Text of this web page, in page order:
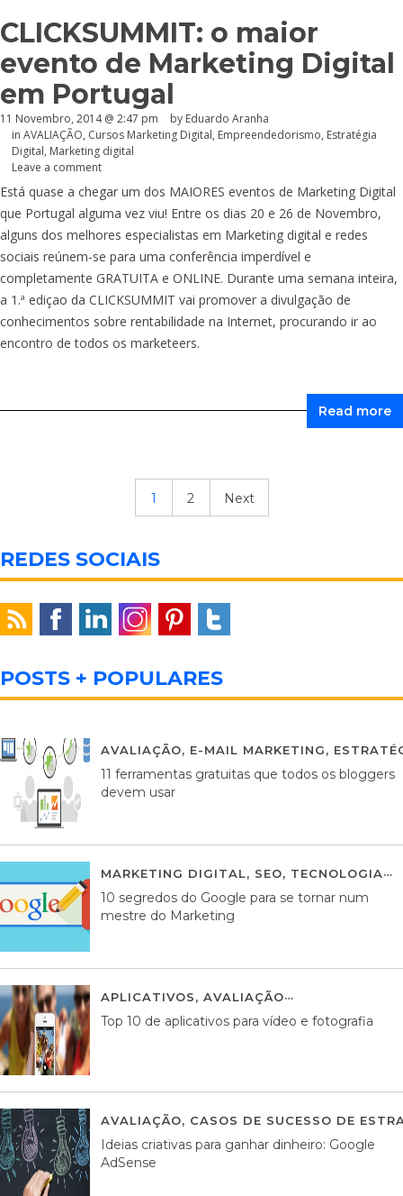
CLICKSUMMIT: o maior
evento de Marketing Digital
em Portugal
11 Novembro, 2014 @ 2:47 pm by Eduardo Aranha
in AVALIAÇÃO, Cursos Marketing Digital, Empreendedorismo, Estratégia
Digital, Marketing digital
Leave a comment
Está quase a chegar um dos MAIORES eventos de Marketing Digital
que Portugal alguma vez viu! Entre os dias 20 e 26 de Novembro,
alguns dos melhores especialistas em Marketing digital e redes
sociais reúnem-se para uma conferência imperdível e
completamente GRATUITA e ONLINE. Durante uma semana inteira,
a 1.ª ediçao da CLICKSUMMIT vai promover a divulgação de
conhecimentos sobre rentabilidade na Internet, procurando ir ao
encontro de todos os marketeers.
Read more
1 2 Next
REDES SOCIAIS
POSTS + POPULARES
AVALIAÇÃO, E-MAIL MARKETING,
11 ferramentas gratuitas que todos os bloggers
devem usar
MARKETING DIGITAL, SEO, TECNOLOGIA
10 segredos do Google para se tornar num
mestre do Marketing
APLICATIVOS, AVALIAÇÃO
Top 10 de aplicativos para vídeo e fotografia
AVALIAÇÃO, CASOS DE SUCESSO DE
Ideias criativas para ganhar dinheiro: Google
AdSense